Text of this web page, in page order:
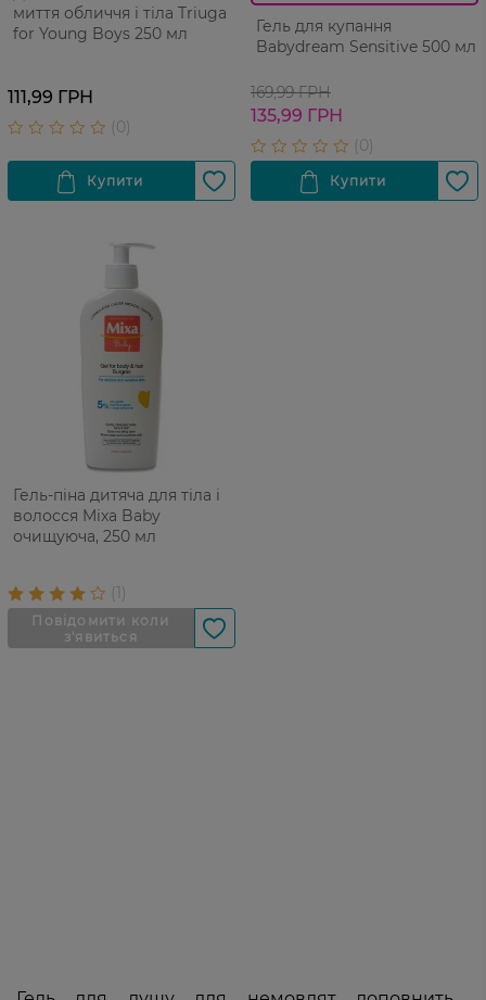
миття обличчя і тіла Triuga
for Young Boys 250 мл
111,99 ГРН
Гель для купання
Babydream Sensitive 500 мл
169,99 ГРН
135,99 ГРН
Гель-піна дитяча для тіла і
волосся Mixa Baby
очищуюча, 250 мл